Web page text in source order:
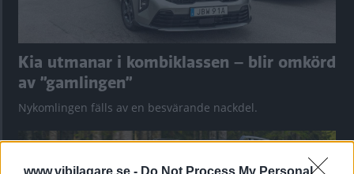
www.vibilagare.se - Do Not Process My Personal
Kia utmanar i kombiklassen – blir omkörd
av ”gamlingen”
Nykomlingen fälls av en besvärande nackdel.